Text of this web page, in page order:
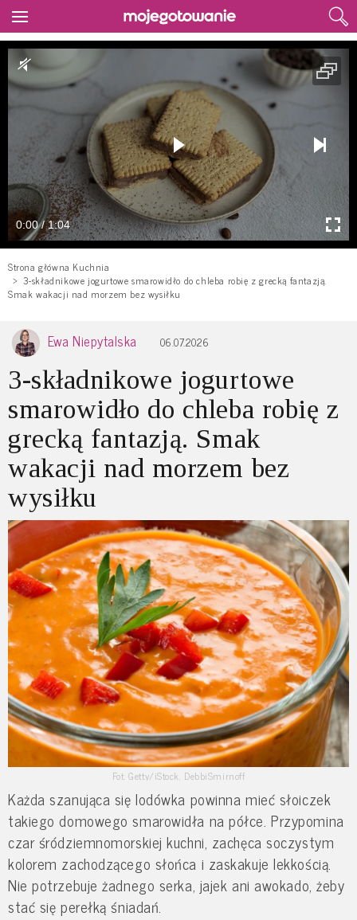
0:00 / 1:04
Strona główna Kuchnia
3-składnikowe jogurtowe smarowidło do chleba robię z grecką fantazją.
Smak wakacji nad morzem bez wysiłku
Ewa Niepytalska 06.07.2026
3-składnikowe jogurtowe
smarowidło do chleba robię z
grecką fantazją. Smak
wakacji nad morzem bez
wysiłku
Fot. Getty/iStock, DebbiSmirnoff
Każda szanująca się lodówka powinna mieć słoiczek
takiego domowego smarowidła na półce. Przypomina
czar śródziemnomorskiej kuchni, zachęca soczystym
kolorem zachodzącego słońca i zaskakuje lekkością.
Nie potrzebuje żadnego serka, jajek ani awokado, żeby
stać się perełką śniadań.